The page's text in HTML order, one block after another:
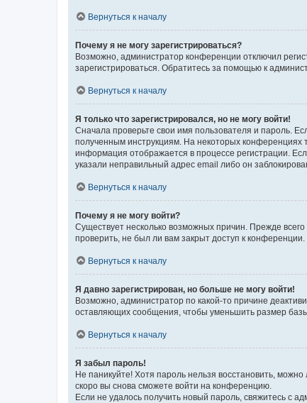
Вернуться к началу
Почему я не могу зарегистрироваться?
Возможно, администратор конференции отключил
зарегистрироваться. Обратитесь за помощью к
Вернуться к началу
Я только что зарегистрировался, но не могу войти!
Сначала проверьте свои имя пользователя и пароль.
полученным инструкциям. На некоторых конференциях
информация отображается в процессе регистрации.
указали неправильный адрес email либо он
Вернуться к началу
Почему я не могу войти?
Существует несколько возможных причин. Прежде
проверить, не был ли вам закрыт доступ к
Вернуться к началу
Я давно зарегистрирован, но больше не могу войти!
Возможно, администратор по какой-то причине
оставляющих сообщения, чтобы уменьшить размер базы
Вернуться к началу
Я забыл пароль!
Не паникуйте! Хотя пароль нельзя восстановить,
скоро вы снова сможете войти на конференцию.
Если не удалось получить новый пароль, свяжитесь с